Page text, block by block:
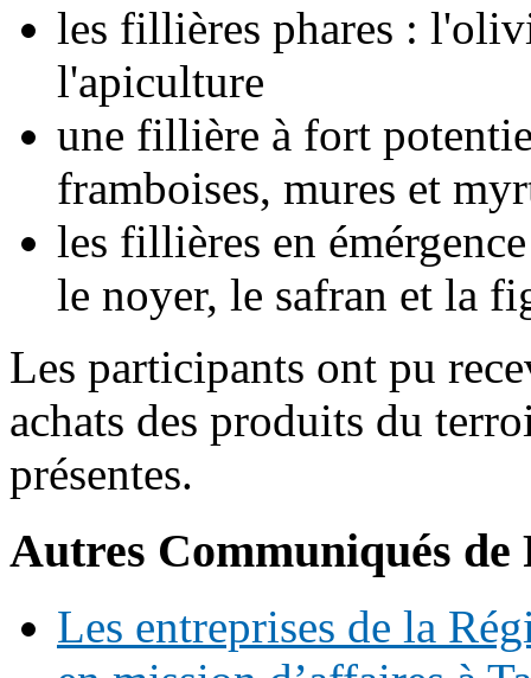
les fillières phares :
l'apiculture
une fillière à fort
framboises, mures et
les fillières en
le noyer, le safran et la
Les participants ont pu
achats des produits du
présentes.
Autres Communiqués de
Les entreprises de la